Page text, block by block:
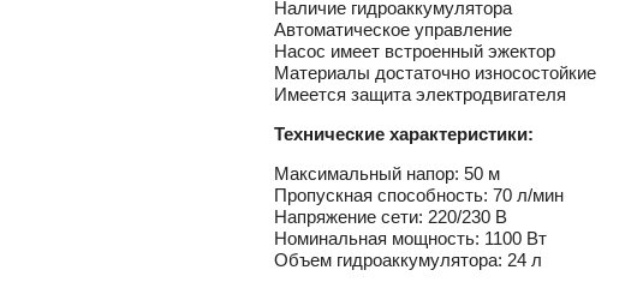
пр.
Наличие гидроаккумулятора
Автоматическое управление
Насос имеет встроенный эжектор
Материалы достаточно износостойкие
Имеется защита электродвигателя
Технические характеристики:
Максимальный напор: 50 м
Пропускная способность: 70 л/мин
Напряжение сети: 220/230 В
Номинальная мощность: 1100 Вт
Объем гидроаккумулятора: 24 л